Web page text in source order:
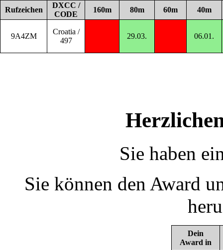
Rufzeichen
DXCC /
CODE
160m 80m 60m 40m
9A4ZM
Croatia /
497
29.03. 06.01.
Sie haben
Sie können den Award
Dein
Award in